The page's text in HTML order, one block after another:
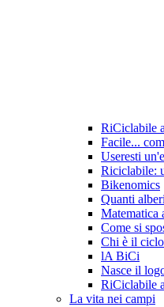
RiCiclabile
Facile...
Useresti
Riciclabile:
Bikenomics
Quanti
Matematica
Come si
Chi è il
lA BiCi
Nasce il
RiCiclabile
La vita nei campi